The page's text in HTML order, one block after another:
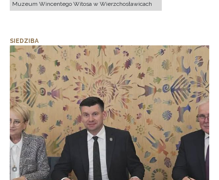
Muzeum Wincentego Witosa w Wierzchosławicach
SIEDZIBA